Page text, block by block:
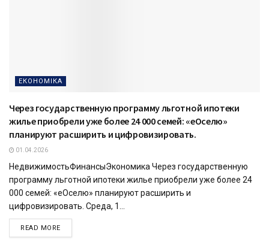
ЕКОНОМІКА
Через государственную программу льготной ипотеки
жилье приобрели уже более 24 000 семей: «еОселю»
планируют расширить и цифровизировать.
01.04.2026
НедвижимостьФинансыЭкономика Через государственную
программу льготной ипотеки жилье приобрели уже более 24
000 семей: «еОселю» планируют расширить и
цифровизировать. Среда, 1...
READ MORE